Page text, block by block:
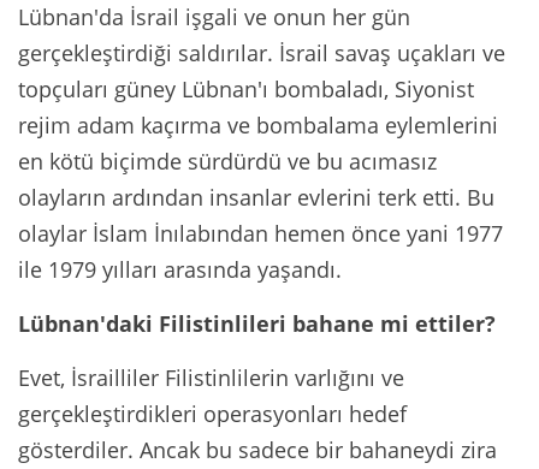
Lübnan'da İsrail işgali ve onun her gün
gerçekleştirdiği saldırılar. İsrail savaş uçakları ve
topçuları güney Lübnan'ı bombaladı, Siyonist
rejim adam kaçırma ve bombalama eylemlerini
en kötü biçimde sürdürdü ve bu acımasız
olayların ardından insanlar evlerini terk etti. Bu
olaylar İslam İnılabından hemen önce yani 1977
ile 1979 yılları arasında yaşandı.
Lübnan'daki Filistinlileri bahane mi ettiler?
Evet, İsrailliler Filistinlilerin varlığını ve
gerçekleştirdikleri operasyonları hedef
gösterdiler. Ancak bu sadece bir bahaneydi zira